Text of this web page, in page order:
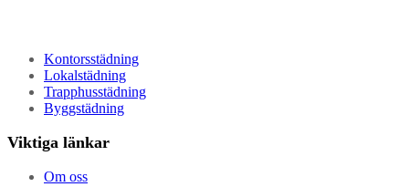
Kontorsstädning
Lokalstädning
Trapphusstädning
Byggstädning
Viktiga länkar
Om oss